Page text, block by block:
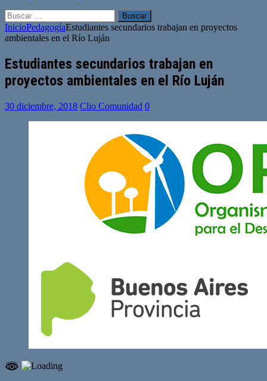
Buscar:
InicioPedagogíaEstudiantes secundarios trabajan en proyectos
ambientales en el Río Luján
Estudiantes secundarios trabajan en
proyectos ambientales en el Río Luján
30 diciembre, 2018 Clio Comunidad 0